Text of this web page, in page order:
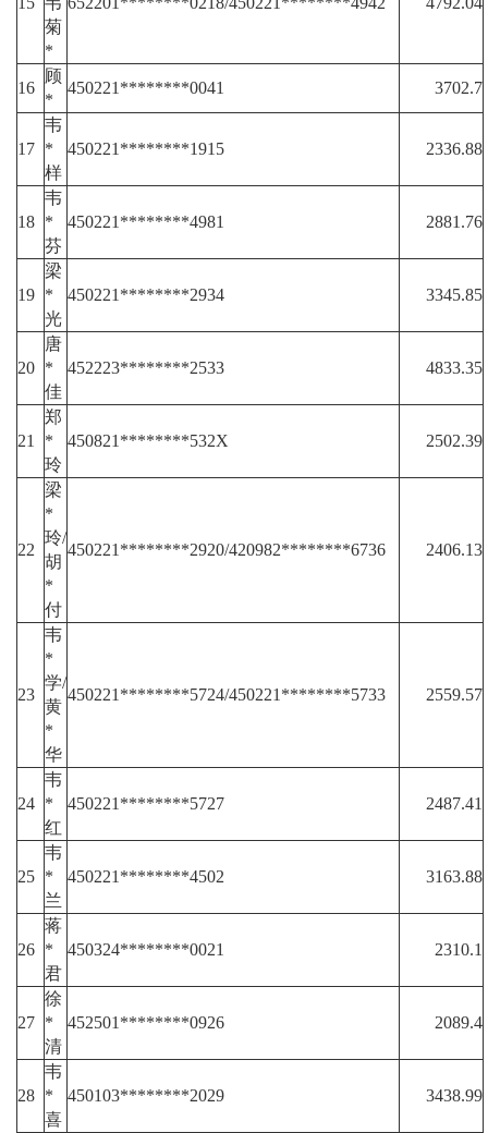
菊
*
16
顾
*
450221********0041 3702.7
17
韦
*
样
450221********1915 2336.88
18
韦
*
芬
450221********4981 2881.76
19
梁
*
光
450221********2934 3345.85
20
唐
*
佳
452223********2533 4833.35
21
郑
*
玲
450821********532X 2502.39
22
梁
*
玲/
胡
*
付
450221********2920/420982********6736 2406.13
23
韦
*
学/
黄
*
华
450221********5724/450221********5733 2559.57
24
韦
*
红
450221********5727 2487.41
25
韦
*
兰
450221********4502 3163.88
26
蒋
*
君
450324********0021 2310.1
27
徐
*
清
452501********0926 2089.4
28
韦
*
喜
450103********2029 3438.99